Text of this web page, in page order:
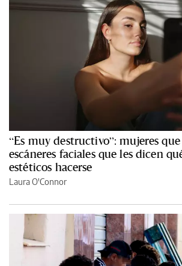
“Es muy destructivo”: mujeres
escáneres faciales que les dicen
estéticos hacerse
Laura O'Connor